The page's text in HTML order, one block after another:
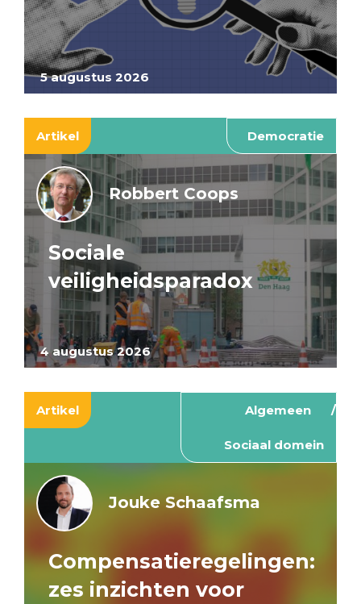
5 augustus 2026
Artikel Democratie
4 augustus 2026
Robbert Coops
Sociale
veiligheidsparadox
Artikel Algemeen
Sociaal domein
Jouke Schaafsma
Compensatieregelingen:
zes inzichten voor